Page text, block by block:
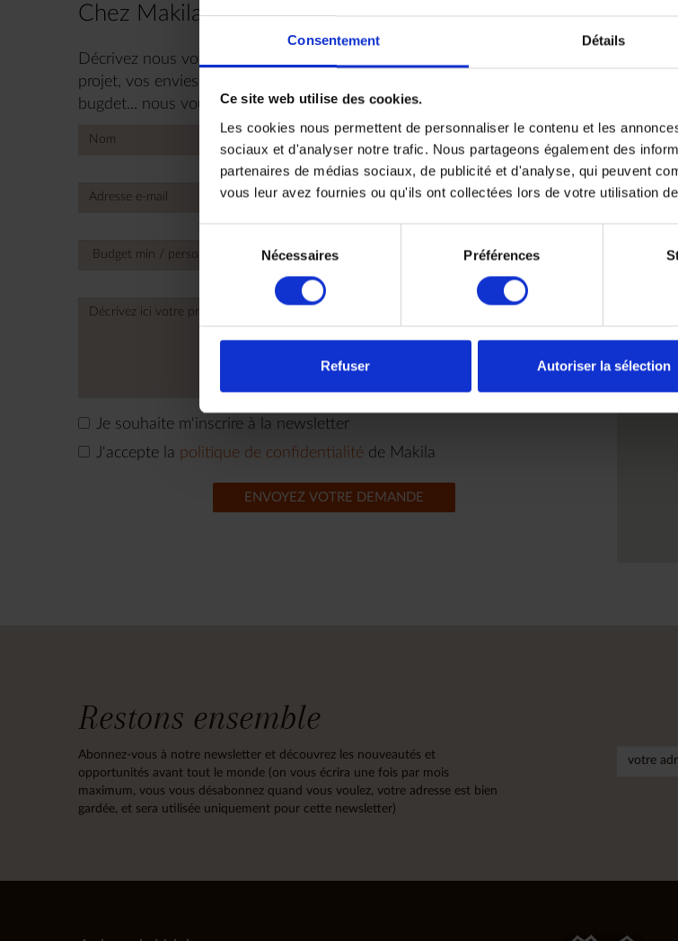
Consentement Détails
Ce site web utilise des cookies.
Les cookies nous permettent de personnaliser le contenu et les
sociaux et d'analyser notre trafic. Nous partageons également des
partenaires de médias sociaux, de publicité et d'analyse, qui peuvent
vous leur avez fournies ou qu'ils ont collectées lors de votre utilisation
consentement
Nécessaires Préférences
Refuser Autoriser la sélection
Chez Makila Voyages, chaque voyage est unique, nous
Décrivez nous votre projet maintenant, n’hésitez pas à bien détailler votre
projet, vos envies, le nombre de personnes, vos dates, régions souhaitées,
bugdet... nous vous répondrons très rapidement
United
States
+1
Je souhaite m'inscrire à la newsletter
J'accepte la politique de confidentialité de Makila
ENVOYEZ VOTRE DEMANDE
du
4 place
Restons ensemble
Abonnez-vous à notre newsletter et découvrez les nouveautés et
opportunités avant tout le monde (on vous écrira une fois par mois
maximum, vous vous désabonnez quand vous voulez, votre adresse est bien
gardée, et sera utilisée uniquement pour cette newsletter)